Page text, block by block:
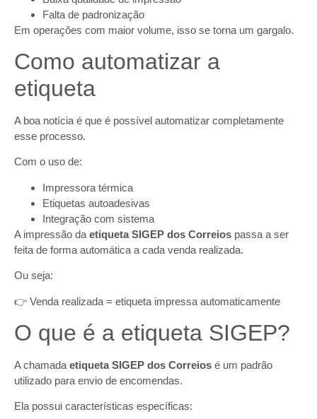
Falta de padronização
Em operações com maior volume, isso se torna um gargalo.
Como automatizar a
etiqueta
A boa notícia é que é possível automatizar completamente
esse processo.
Com o uso de:
Impressora térmica
Etiquetas autoadesivas
Integração com sistema
A impressão da etiqueta SIGEP dos Correios passa a ser
feita de forma automática a cada venda realizada.
Ou seja:
👉 Venda realizada = etiqueta impressa automaticamente
O que é a etiqueta SIGEP?
A chamada etiqueta SIGEP dos Correios é um padrão
utilizado para envio de encomendas.
Ela possui características específicas: